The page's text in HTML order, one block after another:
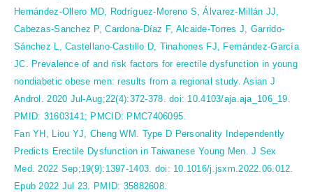
Hernández-Ollero MD, Rodríguez-Moreno S, Álvarez-Millán JJ,
Cabezas-Sanchez P, Cardona-Díaz F, Alcaide-Torres J, Garrido-
Sánchez L, Castellano-Castillo D, Tinahones FJ, Fernández-García
JC. Prevalence of and risk factors for erectile dysfunction in young
nondiabetic obese men: results from a regional study. Asian J
Androl. 2020 Jul-Aug;22(4):372-378. doi: 10.4103/aja.aja_106_19.
PMID: 31603141; PMCID: PMC7406095.
Fan YH, Liou YJ, Cheng WM. Type D Personality Independently
Predicts Erectile Dysfunction in Taiwanese Young Men. J Sex
Med. 2022 Sep;19(9):1397-1403. doi: 10.1016/j.jsxm.2022.06.012.
Epub 2022 Jul 23. PMID: 35882608.